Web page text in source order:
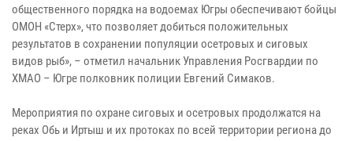
общественного порядка на водоемах Югры обеспечивают бойцы
ОМОН «Стерх», что позволяет добиться положительных
результатов в сохранении популяции осетровых и сиговых
видов рыб», – отметил начальник Управления Росгвардии по
ХМАО – Югре полковник полиции Евгений Симаков.
Мероприятия по охране сиговых и осетровых продолжатся на
реках Обь и Иртыш и их протоках по всей территории региона до